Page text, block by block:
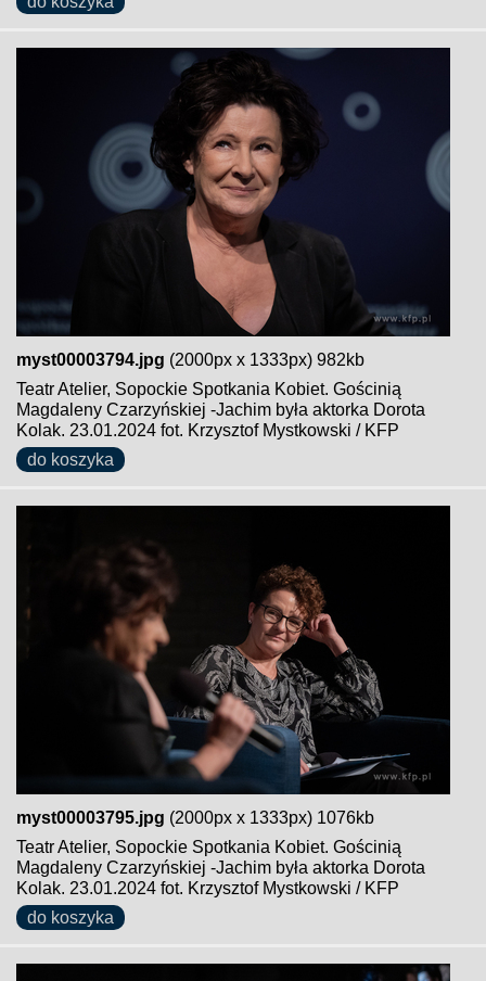
myst00003794.jpg (2000px x 1333px) 982kb
Teatr Atelier, Sopockie Spotkania Kobiet. Gościnią
Magdaleny Czarzyńskiej -Jachim była aktorka Dorota
Kolak. 23.01.2024 fot. Krzysztof Mystkowski / KFP
do koszyka
myst00003795.jpg (2000px x 1333px) 1076kb
Teatr Atelier, Sopockie Spotkania Kobiet. Gościnią
Magdaleny Czarzyńskiej -Jachim była aktorka Dorota
Kolak. 23.01.2024 fot. Krzysztof Mystkowski / KFP
do koszyka